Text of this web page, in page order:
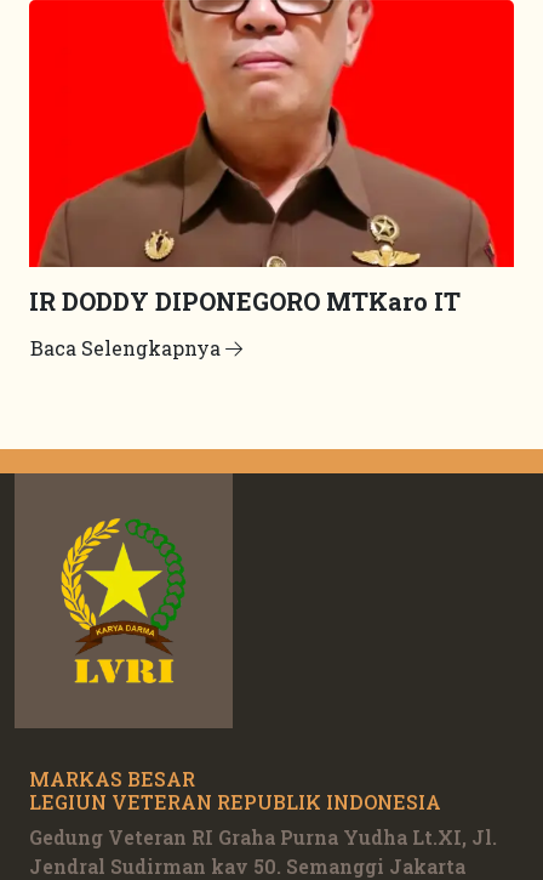
IR DODDY DIPONEGORO MTKaro IT
Baca Selengkapnya
MARKAS BESAR
LEGIUN VETERAN REPUBLIK INDONESIA
Gedung Veteran RI Graha Purna Yudha Lt.XI, Jl.
Jendral Sudirman kav 50. Semanggi Jakarta